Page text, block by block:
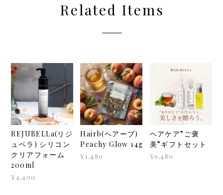
Related Items
REJUBELLa(リジ
ュベラ) シリコン
クリアフォーム
200ml
¥4,400
Hairb(ヘアーブ)
Peachy Glow 14g
¥1,480
ヘアケア”ご褒
美”ギフトセット
¥9,480